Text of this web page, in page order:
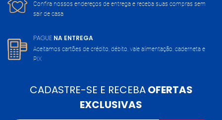
Confira nossos endereços de entrega e receba suas compras sem
sair de casa
PAGUE NA ENTREGA
Aceitamos cartões de crédito, débito, vale alimentação, caderneta e
PIX
CADASTRE-SE E RECEBAOFERTAS
EXCLUSIVAS